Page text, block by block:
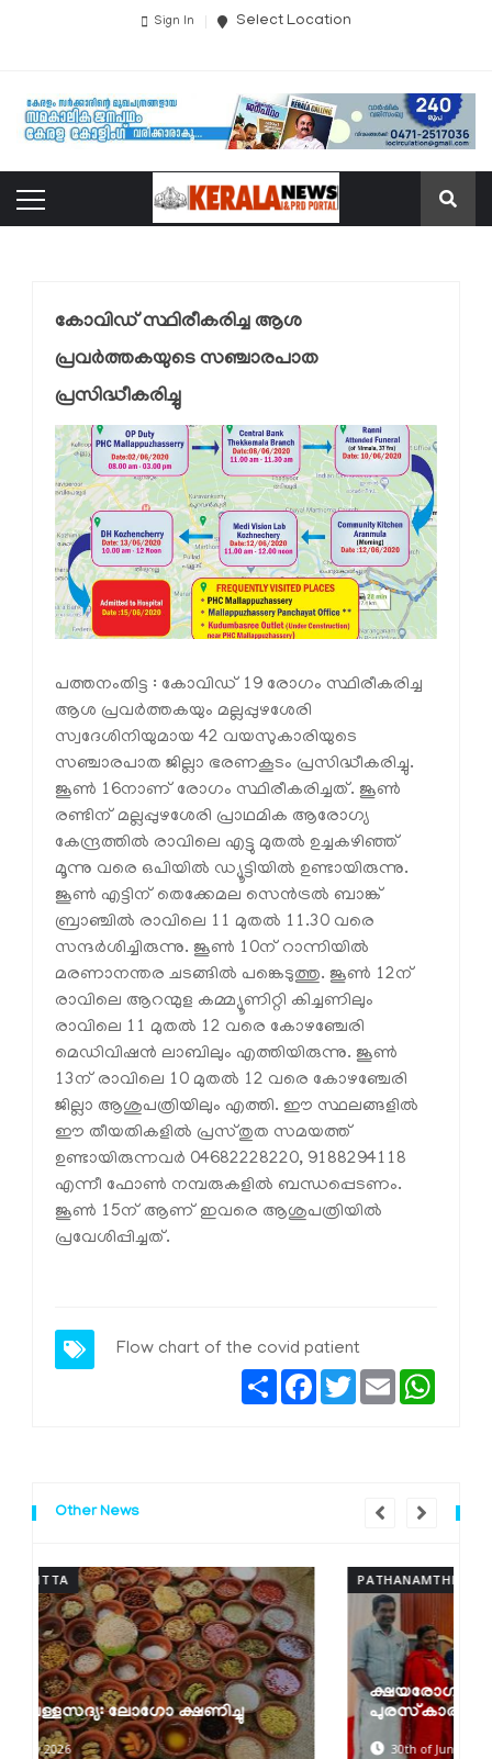
Sign In Select Location
കോവിഡ് സ്ഥിരീകരിച്ച ആശ
പ്രവര്‍ത്തകയുടെ സഞ്ചാരപാത
പ്രസിദ്ധീകരിച്ചു
പത്തനംതിട്ട : കോവിഡ് 19 രോഗം സ്ഥിരീകരിച്ച
ആശ പ്രവര്‍ത്തകയും മല്ലപ്പുഴശേരി
സ്വദേശിനിയുമായ 42 വയസുകാരിയുടെ
സഞ്ചാരപാത ജില്ലാ ഭരണകൂടം പ്രസിദ്ധീകരിച്ചു.
ജൂണ്‍ 16നാണ് രോഗം സ്ഥിരീകരിച്ചത്. ജൂണ്‍
രണ്ടിന് മല്ലപ്പുഴശേരി പ്രാഥമിക ആരോഗ്യ
കേന്ദ്രത്തില്‍ രാവിലെ എട്ടു മുതല്‍ ഉച്ചകഴിഞ്ഞ്
മൂന്നു വരെ ഒപിയില്‍ ഡ്യൂട്ടിയില്‍ ഉണ്ടായിരുന്നു.
ജൂണ്‍ എട്ടിന് തെക്കേമല സെന്‍ട്രല്‍ ബാങ്ക്
ബ്രാഞ്ചില്‍ രാവിലെ 11 മുതല്‍ 11.30 വരെ
സന്ദര്‍ശിച്ചിരുന്നു. ജൂണ്‍ 10ന് റാന്നിയില്‍
മരണാനന്തര ചടങ്ങില്‍ പങ്കെടുത്തു. ജൂണ്‍ 12ന്
രാവിലെ ആറന്മുള കമ്മ്യൂണിറ്റി കിച്ചണിലും
രാവിലെ 11 മുതല്‍ 12 വരെ കോഴഞ്ചേരി
മെഡിവിഷന്‍ ലാബിലും എത്തിയിരുന്നു. ജൂണ്‍
13ന് രാവിലെ 10 മുതല്‍ 12 വരെ കോഴഞ്ചേരി
ജില്ലാ ആശുപത്രിയിലും എത്തി. ഈ സ്ഥലങ്ങളില്‍
ഈ തീയതികളില്‍ പ്രസ്തുത സമയത്ത്
ഉണ്ടായിരുന്നവര്‍ 04682228220, 9188294118
എന്നീ ഫോണ്‍ നമ്പരുകളില്‍ ബന്ധപ്പെടണം.
ജൂണ്‍ 15ന് ആണ് ഇവരെ ആശുപത്രിയില്‍
പ്രവേശിപ്പിച്ചത്.
Flow chart of the covid patient
ShareFacebook
TwitterEmail
Other News
PATHANAMTHITTA
ക്ഷയരോഗ മുക്ത പഞ്ചായത്ത്
പുരസ്‌കാരങ്ങൾ വിതരണം ചെയ്തു
30th of June 2026